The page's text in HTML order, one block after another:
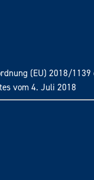
(EU) 2018/1139
vom 4. Juli 2018